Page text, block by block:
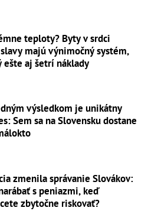
teploty? Byty v srdci
majú výnimočný systém,
ešte aj šetrí náklady
výsledkom je unikátny
Sem sa na Slovensku dostane
zmenila správanie Slovákov:
s peniazmi, keď
zbytočne riskovať?